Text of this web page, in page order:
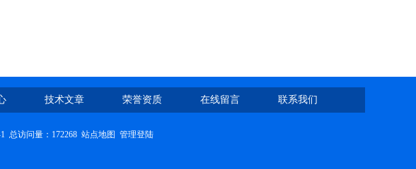
技术文章 荣誉资质 在线留言 联系我们
总访问量：172268 站点地图 管理登陆